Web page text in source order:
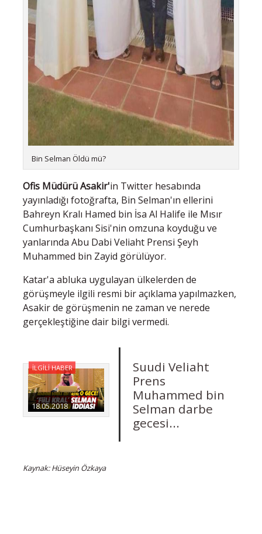
Bin Selman Öldü mü?
Ofis Müdürü Asakir'in Twitter hesabında
yayınladığı fotoğrafta, Bin Selman'ın ellerini
Bahreyn Kralı Hamed bin İsa Al Halife ile Mısır
Cumhurbaşkanı Sisi'nin omzuna koyduğu ve
yanlarında Abu Dabi Veliaht Prensi Şeyh
Muhammed bin Zayid görülüyor.
Katar'a abluka uygulayan ülkelerden de
görüşmeyle ilgili resmi bir açıklama yapılmazken,
Asakir de görüşmenin ne zaman ve nerede
gerçekleştiğine dair bilgi vermedi.
18.05.2018
Suudi Veliaht
Prens
Muhammed bin
Selman darbe
gecesi...
İLGİLİ HABER
Kaynak: Hüseyin Özkaya